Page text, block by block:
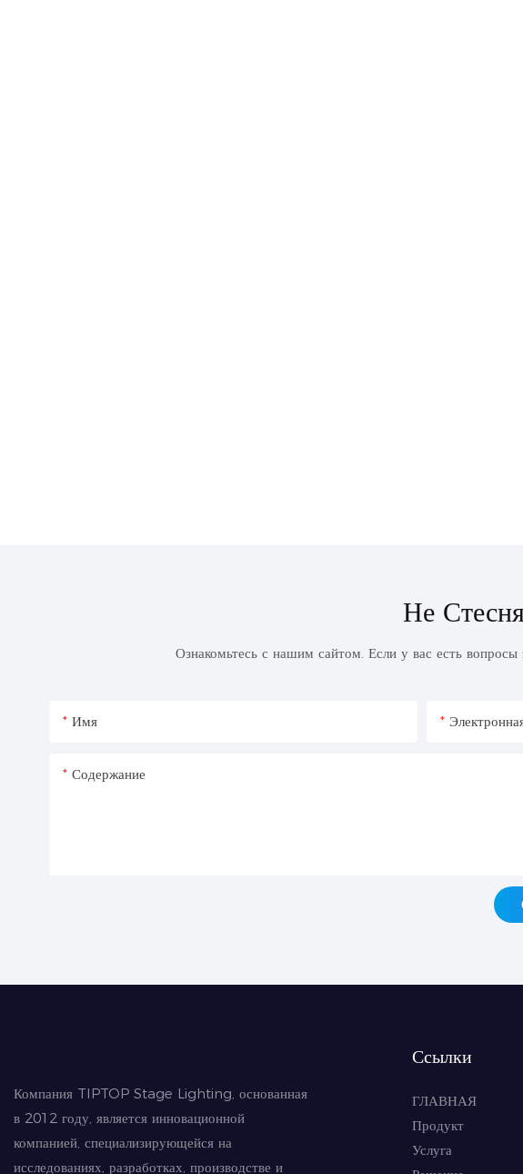
Не
Ознакомьтесь с нашим сайтом. Если у вас есть
Имя
Содержание
Компания TIPTOP Stage Lighting, основанная
в 2012 году, является инновационной
компанией, специализирующейся на
исследованиях, разработках, производстве и
Ссылки
ГЛАВНАЯ
Продукт
Услуга